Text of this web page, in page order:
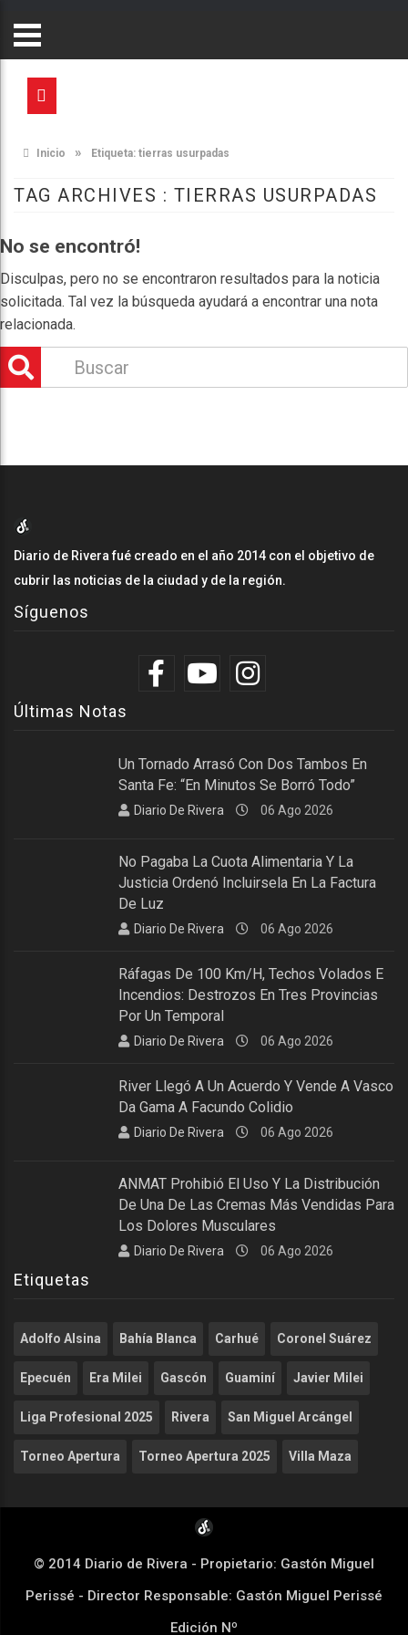
Inicio » Etiqueta: tierras usurpadas
TAG ARCHIVES : TIERRAS USURPADAS
No se encontró!
Disculpas, pero no se encontraron resultados para la noticia
solicitada. Tal vez la búsqueda ayudará a encontrar una nota
relacionada.
Diario de Rivera fué creado en el año 2014 con el objetivo de
cubrir las noticias de la ciudad y de la región.
Síguenos
Últimas Notas
Un Tornado Arrasó Con Dos Tambos En
Santa Fe: “En Minutos Se Borró Todo”
Diario De Rivera 06 Ago 2026
No Pagaba La Cuota Alimentaria Y La
Justicia Ordenó Incluirsela En La Factura
De Luz
Diario De Rivera 06 Ago 2026
Ráfagas De 100 Km/h, Techos Volados E
Incendios: Destrozos En Tres Provincias
Por Un Temporal
Diario De Rivera 06 Ago 2026
River Llegó A Un Acuerdo Y Vende A Vasco
Da Gama A Facundo Colidio
Diario De Rivera 06 Ago 2026
ANMAT Prohibió El Uso Y La Distribución
De Una De Las Cremas Más Vendidas Para
Los Dolores Musculares
Diario De Rivera 06 Ago 2026
Etiquetas
Adolfo Alsina Bahía Blanca Carhué Coronel Suárez
Epecuén Era Milei Gascón Guaminí Javier Milei
Liga Profesional 2025 Rivera San Miguel Arcángel
Torneo Apertura Torneo Apertura 2025 Villa Maza
© 2014 Diario de Rivera - Propietario: Gastón Miguel
Perissé - Director Responsable: Gastón Miguel Perissé
Edición Nº